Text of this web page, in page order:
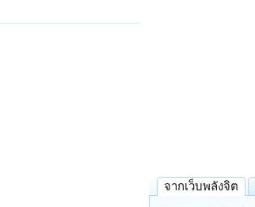
จากเว็บพลังจิต